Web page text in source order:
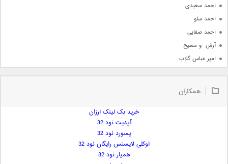
احمد سعیدی
احمد سلو
احمد صفایی
آرش  و مسیح
امیر عباس گلاب
امیر علی
همکاران
خرید بک لینک ارزان
آپدیت نود 32
پسورد نود 32
اوکلی لایسنس رایگان نود 32
همیار نود 32